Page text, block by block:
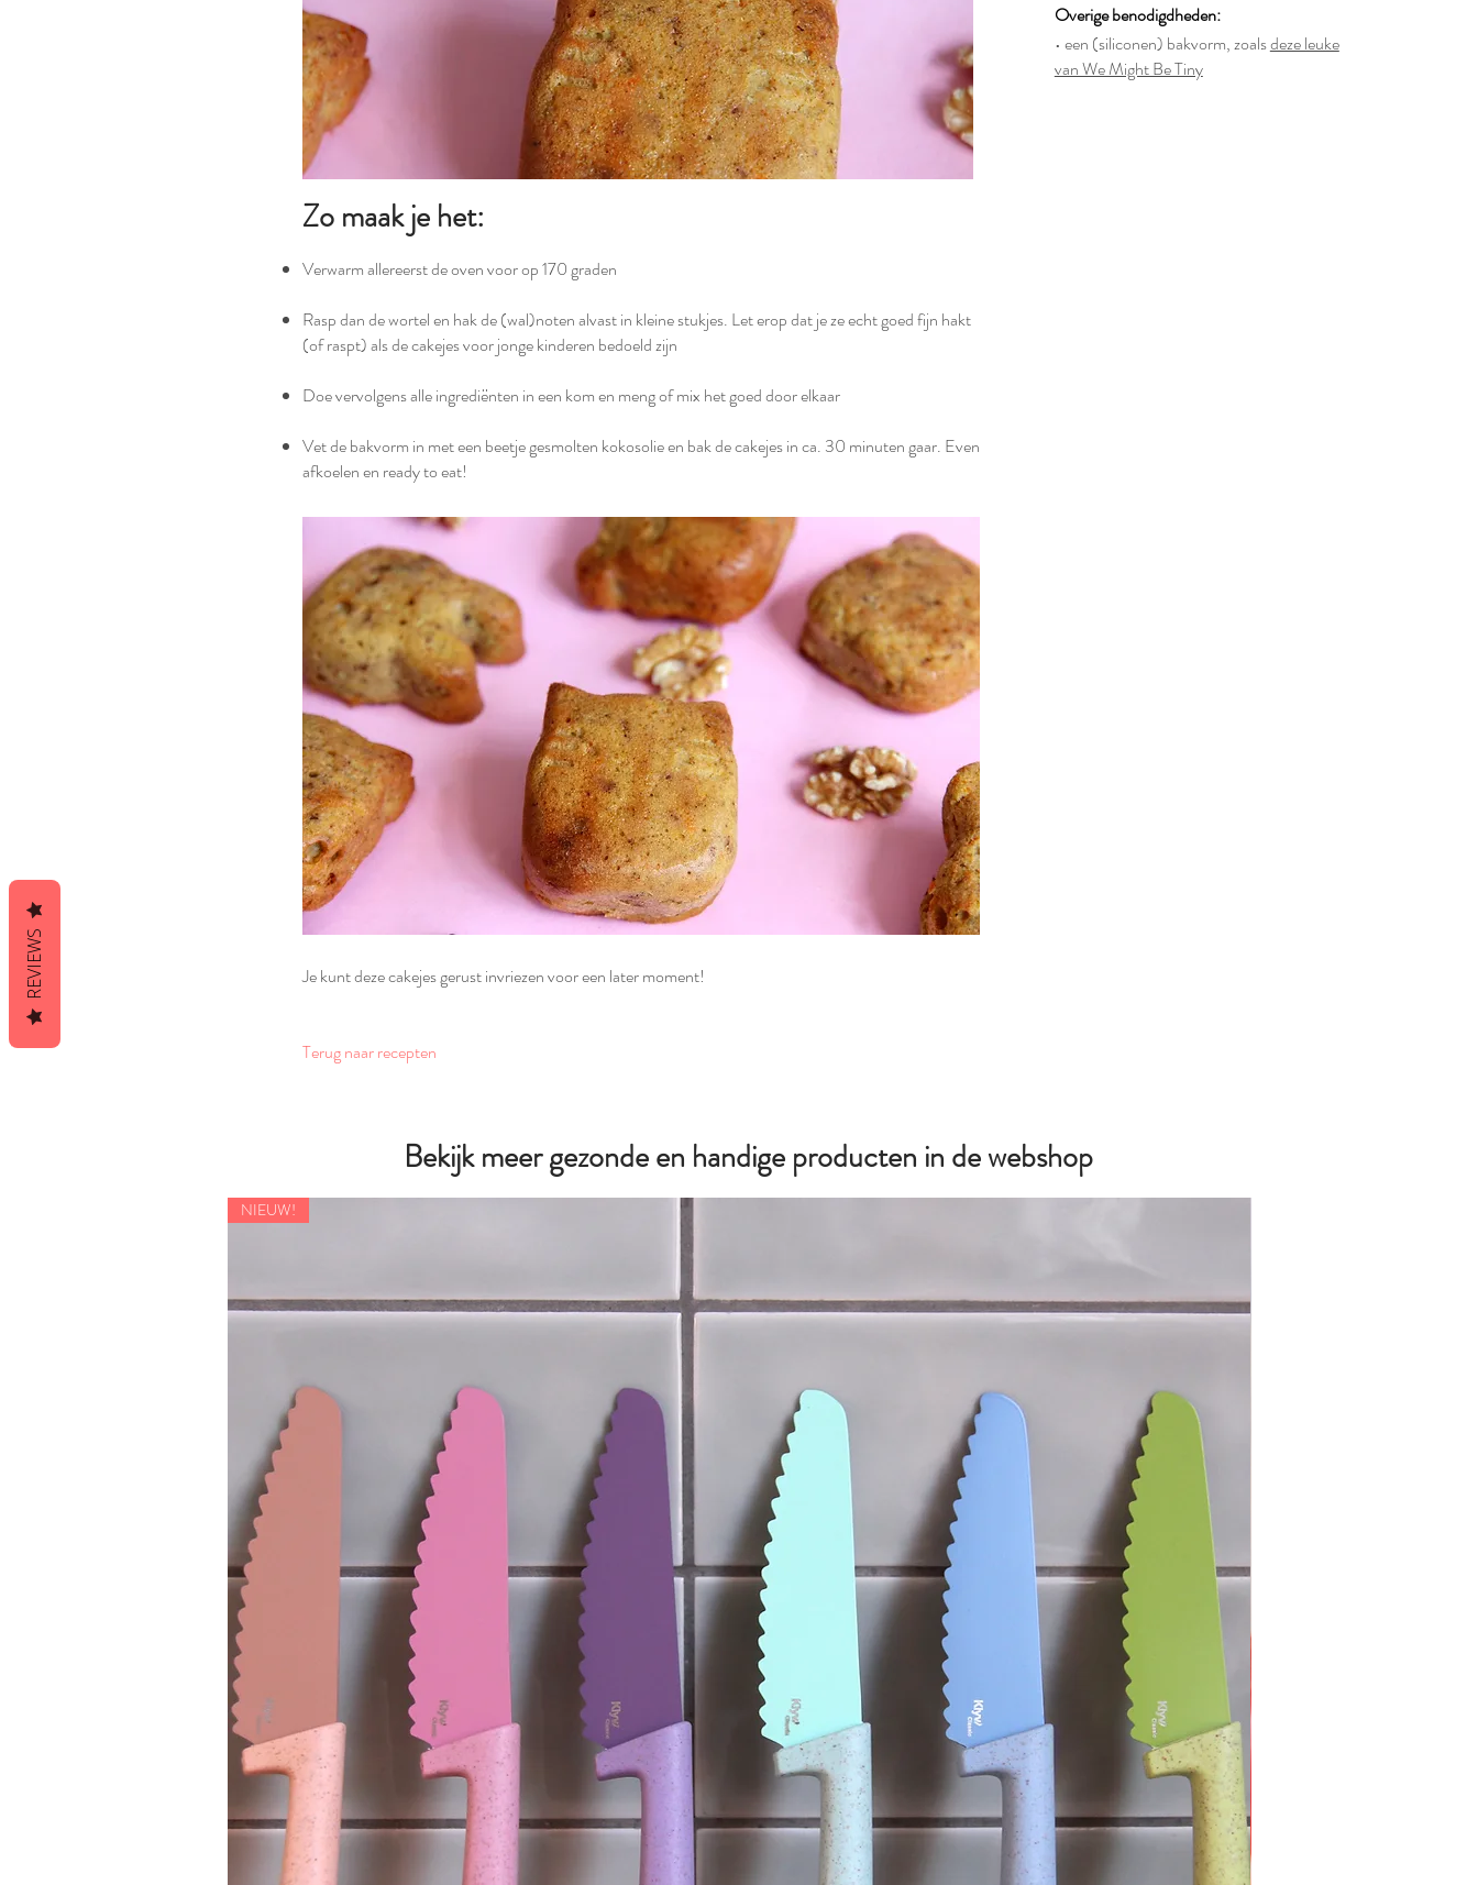
Zo maak je het:
Verwarm allereerst de oven voor op 170 graden
Rasp dan de wortel en hak de (wal)noten alvast in kleine stukjes. Let erop dat je ze echt goed fijn hakt
(of raspt) als de cakejes voor jonge kinderen bedoeld zijn
Doe vervolgens alle ingrediënten in een kom en meng of mix het goed door elkaar
Vet de bakvorm in met een beetje gesmolten kokosolie en bak de cakejes in ca. 30 minuten gaar. Even
afkoelen en ready to eat!
Je kunt deze cakejes gerust invriezen voor een later moment!
Terug naar recepten
Overige benodigdheden:
• een (siliconen) bakvorm, zoalsdeze leuke
van We Might Be Tiny
Bekijk meer gezonde en handige producten in de webshop
NIEUW!
REVIEWS